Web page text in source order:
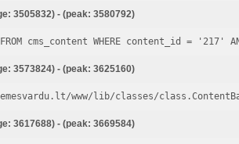
3505832) - (peak: 3580792)
3573824) - (peak: 3625160)
zemesvardu.lt/www/lib/classes/
3617688) - (peak: 3669584)